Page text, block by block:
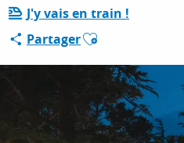
SÉJOURNER
ESPACE PRO
J'y vais en train !
PartagerAjouter aux favoris